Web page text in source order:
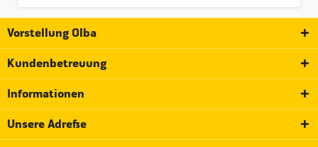
Vorstellung Olba
Kundenbetreuung
Informationen
Unsere Adresse